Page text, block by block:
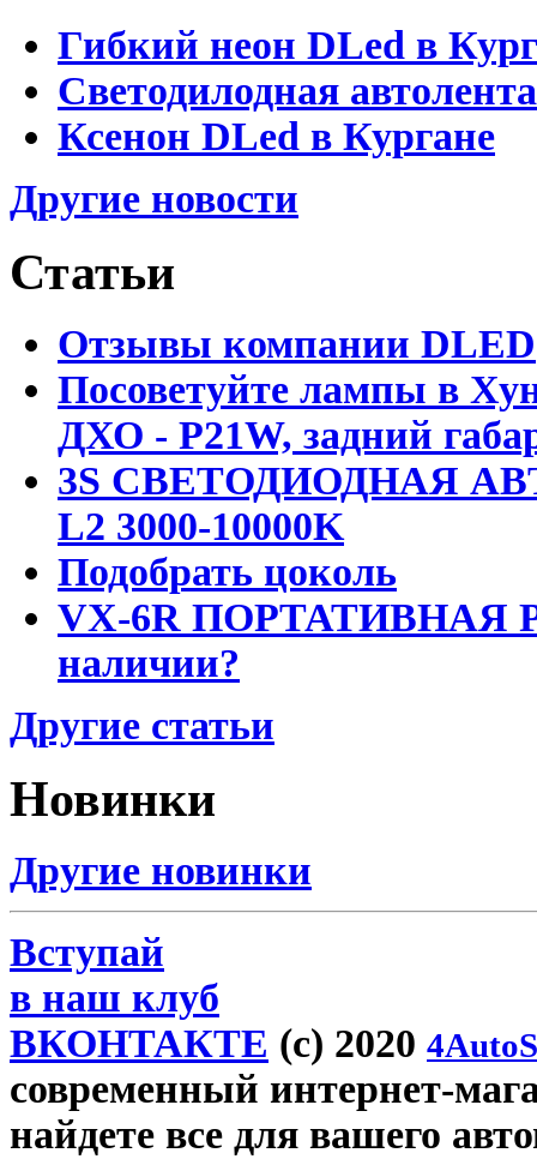
Гибкий неон DLed в
Светодилодная
Ксенон DLed в Кургане
Другие новости
Статьи
Отзывы компании DLED
Посоветуйте лампы в
ДХО - P21W, задний
3S СВЕТОДИОДНАЯ
L2 3000-10000K
Подобрать цоколь
VX-6R ПОРТАТИВНАЯ
наличии?
Другие статьи
Новинки
Другие новинки
Вступай
в наш клуб
ВКОНТАКТЕ (c) 2020
современный интернет-
найдете все для вашего